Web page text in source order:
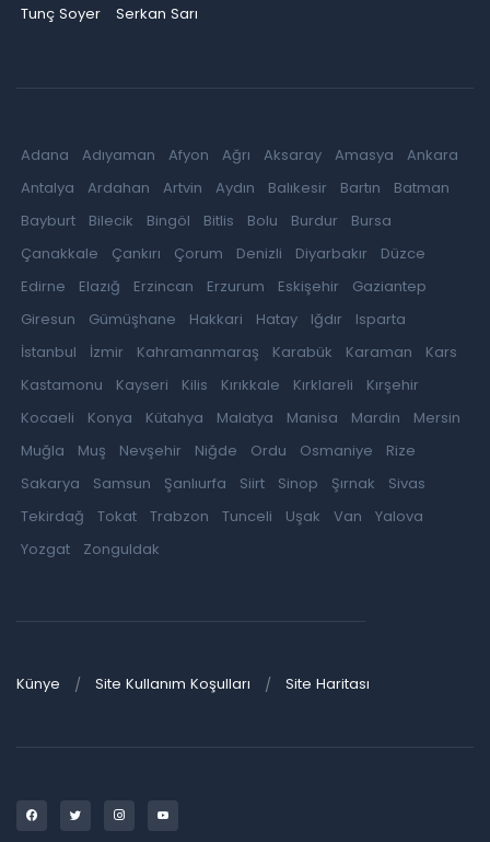
Tunç Soyer
Serkan Sarı
Adana Adıyaman Afyon Ağrı Aksaray Amasya
Ankara
Antalya
Ardahan Artvin Aydın Balıkesir Bartın
Batman
Bayburt
Bilecik Bingöl Bitlis Bolu Burdur
Bursa
Çanakkale
Çankırı Çorum Denizli Diyarbakır
Düzce
Edirne
Elazığ Erzincan Erzurum Eskişehir
Gaziantep
Giresun
Gümüşhane Hakkari Hatay Iğdır
Isparta
İstanbul
İzmir Kahramanmaraş Karabük Karaman
Kars
Kastamonu
Kayseri Kilis Kırıkkale Kırklareli
Kırşehir
Kocaeli
Konya Kütahya Malatya Manisa Mardin
Mersin
Muğla
Muş Nevşehir Niğde Ordu Osmaniye
Rize
Sakarya
Samsun Şanlıurfa Siirt Sinop Şırnak
Sivas
Tekirdağ
Tokat Trabzon Tunceli Uşak Van
Yalova
Yozgat
Zonguldak
Künye Site Kullanım Koşulları Site Haritası